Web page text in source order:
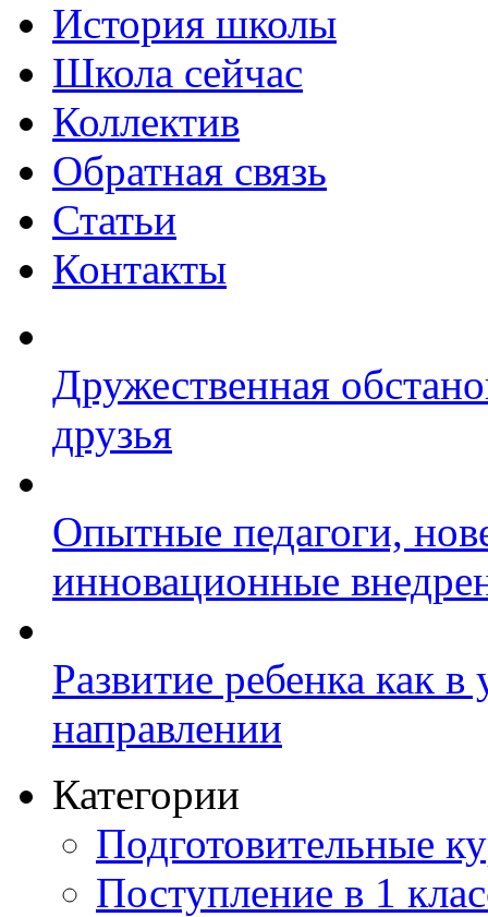
История школы
Школа сейчас
Коллектив
Обратная связь
Статьи
Контакты
Дружественная
друзья
Опытные педагоги,
инновационные
Развитие ребенка как
направлении
Категории
Подготовительные
Поступление в 1